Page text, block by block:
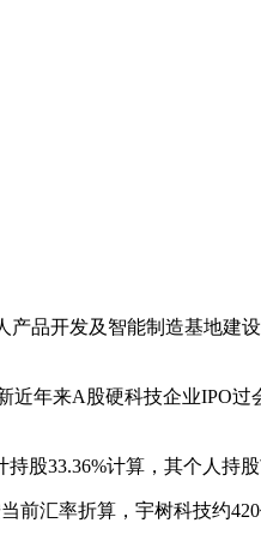
品开发及智能制造基地建
近年来A股硬科技企业IPO
股33.36%计算，其个人持股
前汇率折算，宇树科技约